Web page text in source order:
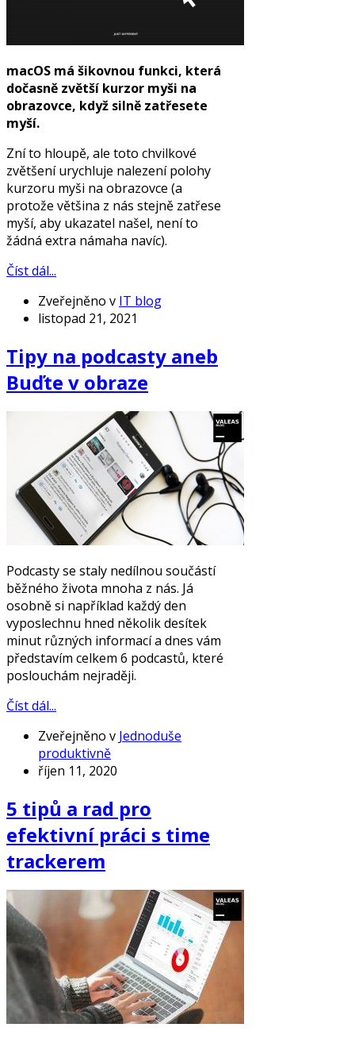
macOS má šikovnou funkci, která
dočasně zvětší kurzor myši na
obrazovce, když silně zatřesete
myší.
Zní to hloupě, ale toto chvilkové
zvětšení urychluje nalezení polohy
kurzoru myši na obrazovce (a
protože většina z nás stejně zatřese
myší, aby ukazatel našel, není to
žádná extra námaha navíc).
Číst dál...
Zveřejněno v IT blog
listopad 21, 2021
Tipy na podcasty aneb
Buďte v obraze
Podcasty se staly nedílnou součástí
běžného života mnoha z nás. Já
osobně si například každý den
vyposlechnu hned několik desítek
minut různých informací a dnes vám
představím celkem 6 podcastů, které
poslouchám nejraději.
Číst dál...
Zveřejněno v Jednoduše
produktivně
říjen 11, 2020
5 tipů a rad pro
efektivní práci s time
trackerem